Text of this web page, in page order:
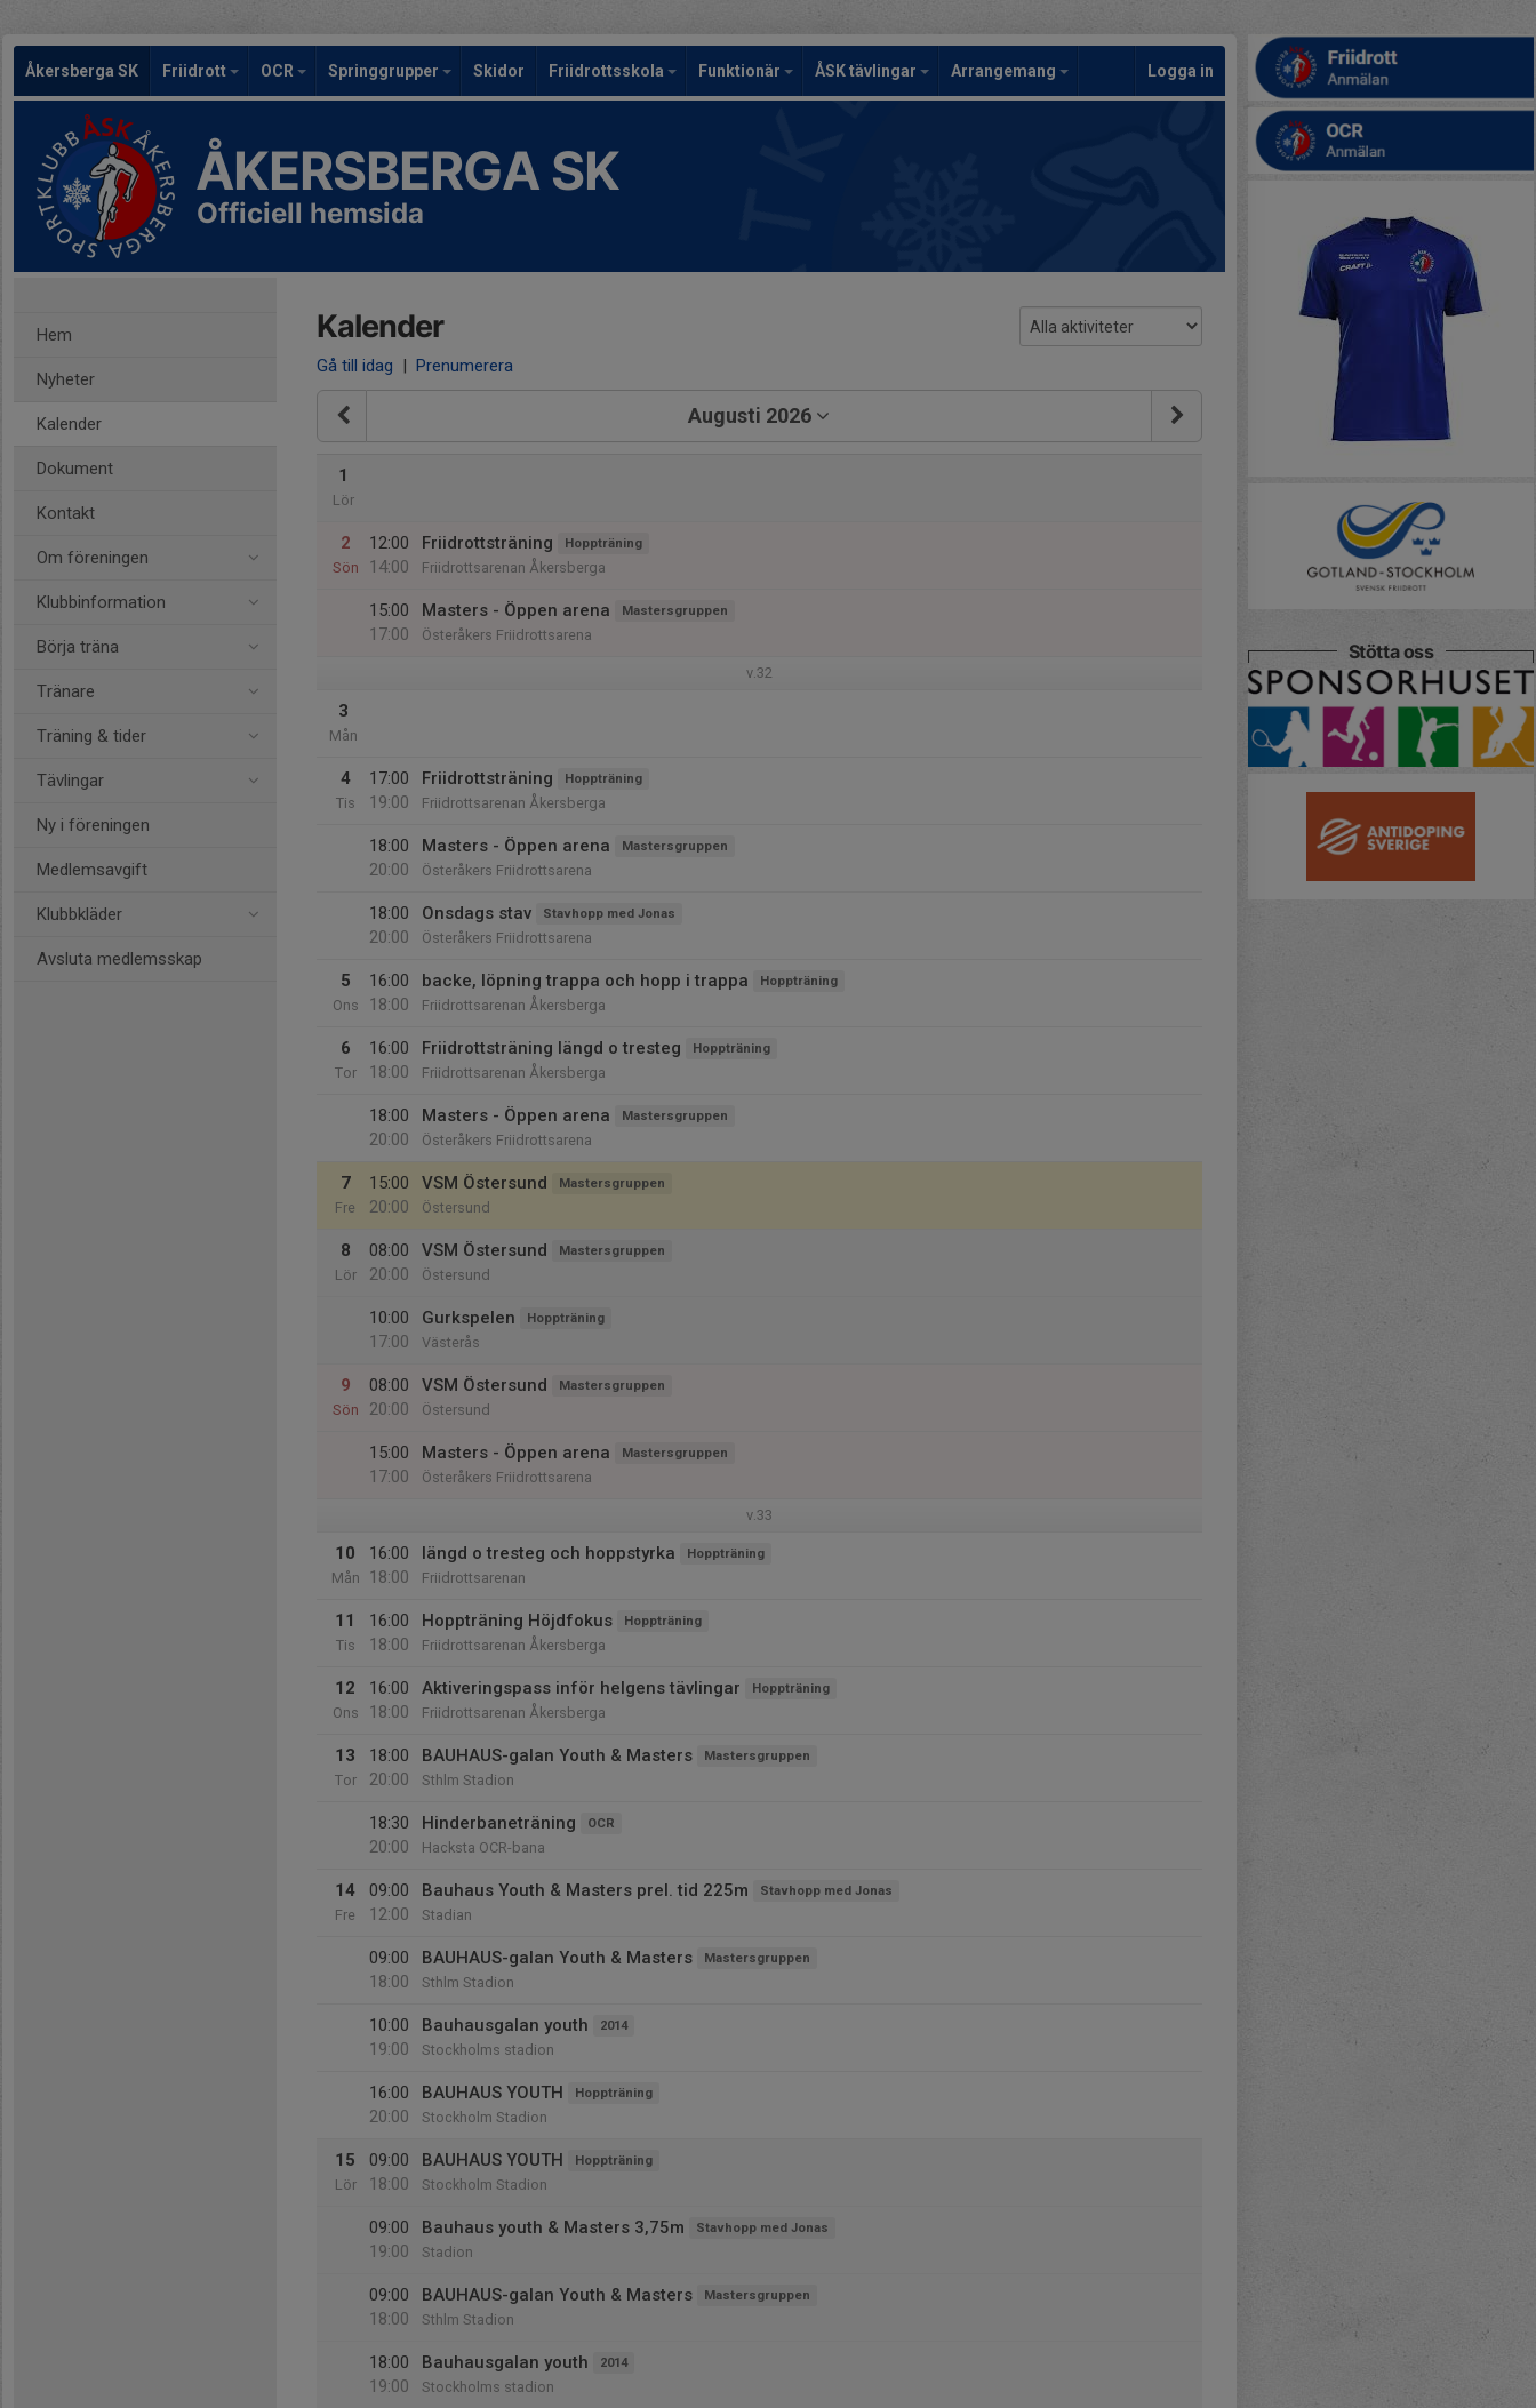
Åkersberga SK Friidrott OCR Springgrupper Skidor Friidrottsskola Funktionär ÅSK tävlingar Arrangemang Logga in
ÅKERSBERGA SK
Officiell hemsida
Hem
Nyheter
Kalender
Dokument
Kontakt
Om föreningen
Klubbinformation
Börja träna
Tränare
Träning & tider
Tävlingar
Ny i föreningen
Medlemsavgift
Klubbkläder
Avsluta medlemsskap
Kalender
Gå till idag | Prenumerera
Augusti 2026
1
Lör
2
Sön
12:00
14:00
Friidrottsträning Hoppträning
Friidrottsarenan Åkersberga
15:00
17:00
Masters - Öppen arena Mastersgruppen
Österåkers Friidrottsarena
v.32
3
Mån
4
Tis
17:00
19:00
Friidrottsträning Hoppträning
Friidrottsarenan Åkersberga
18:00
20:00
Masters - Öppen arena Mastersgruppen
Österåkers Friidrottsarena
18:00
20:00
Onsdags stav Stavhopp med Jonas
Österåkers Friidrottsarena
5
Ons
16:00
18:00
backe, löpning trappa och hopp i trappa Hoppträning
Friidrottsarenan Åkersberga
6
Tor
16:00
18:00
Friidrottsträning längd o tresteg Hoppträning
Friidrottsarenan Åkersberga
18:00
20:00
Masters - Öppen arena Mastersgruppen
Österåkers Friidrottsarena
7
Fre
15:00
20:00
VSM Östersund Mastersgruppen
Östersund
8
Lör
08:00
20:00
VSM Östersund Mastersgruppen
Östersund
10:00
17:00
Gurkspelen Hoppträning
Västerås
9
Sön
08:00
20:00
VSM Östersund Mastersgruppen
Östersund
15:00
17:00
Masters - Öppen arena Mastersgruppen
Österåkers Friidrottsarena
v.33
10
Mån
16:00
18:00
längd o tresteg och hoppstyrka Hoppträning
Friidrottsarenan
11
Tis
16:00
18:00
Hoppträning Höjdfokus Hoppträning
Friidrottsarenan Åkersberga
12
Ons
16:00
18:00
Aktiveringspass inför helgens tävlingar Hoppträning
Friidrottsarenan Åkersberga
13
Tor
18:00
20:00
BAUHAUS-galan Youth & Masters Mastersgruppen
Sthlm Stadion
18:30
20:00
Hinderbaneträning OCR
Hacksta OCR-bana
14
Fre
09:00
12:00
Bauhaus Youth & Masters prel. tid 225m Stavhopp med Jonas
Stadian
09:00
18:00
BAUHAUS-galan Youth & Masters Mastersgruppen
Sthlm Stadion
10:00
19:00
Bauhausgalan youth 2014
Stockholms stadion
16:00
20:00
BAUHAUS YOUTH Hoppträning
Stockholm Stadion
15
Lör
09:00
18:00
BAUHAUS YOUTH Hoppträning
Stockholm Stadion
09:00
19:00
Bauhaus youth & Masters 3,75m Stavhopp med Jonas
Stadion
09:00
18:00
BAUHAUS-galan Youth & Masters Mastersgruppen
Sthlm Stadion
18:00
19:00
Bauhausgalan youth 2014
Stockholms stadion
Stötta oss